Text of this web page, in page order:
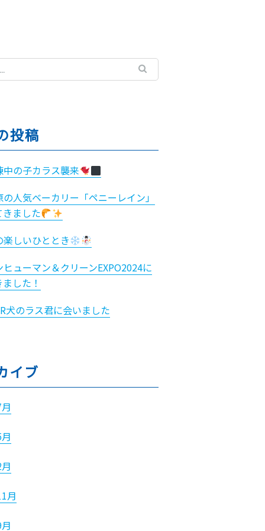
投稿
中の子カラス襲来
人気ベーカリー「ペニーレイン」
きました
楽しいひととき
ヒューマン＆クリーンEXPO2024に
した！
犬のラス君に会いました
イブ
月